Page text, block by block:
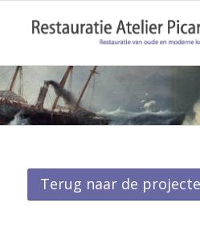
Terug naar de